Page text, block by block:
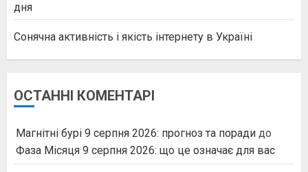
дня
Сонячна активність і якість інтернету в Україні
ОСТАННІ КОМЕНТАРІ
Магнітні бурі 9 серпня 2026: прогноз та поради до
Фаза Місяця 9 серпня 2026: що це означає для вас